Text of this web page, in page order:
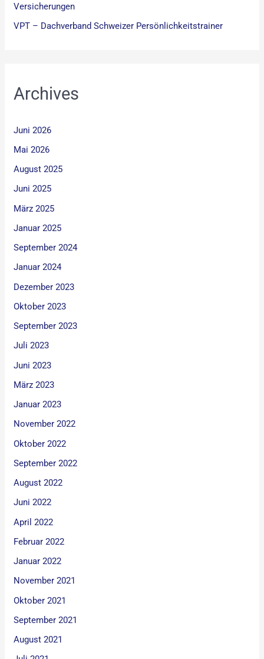
Versicherungen
VPT – Dachverband Schweizer Persönlichkeitstrainer
Archives
Juni 2026
Mai 2026
August 2025
Juni 2025
März 2025
Januar 2025
September 2024
Januar 2024
Dezember 2023
Oktober 2023
September 2023
Juli 2023
Juni 2023
März 2023
Januar 2023
November 2022
Oktober 2022
September 2022
August 2022
Juni 2022
April 2022
Februar 2022
Januar 2022
November 2021
Oktober 2021
September 2021
August 2021